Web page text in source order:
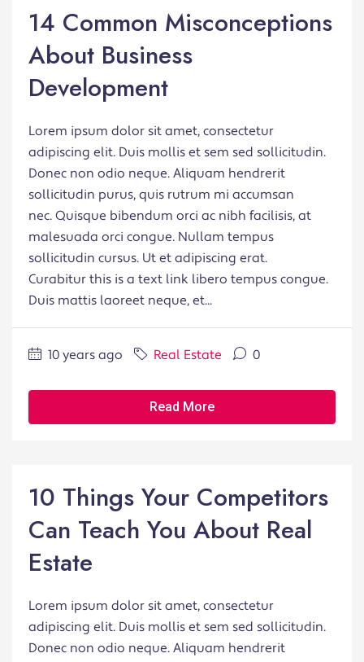
14 Common Misconceptions
About Business
Development
Lorem ipsum dolor sit amet, consectetur
adipiscing elit. Duis mollis et sem sed sollicitudin.
Donec non odio neque. Aliquam hendrerit
sollicitudin purus, quis rutrum mi accumsan
nec. Quisque bibendum orci ac nibh facilisis, at
malesuada orci congue. Nullam tempus
sollicitudin cursus. Ut et adipiscing erat.
Curabitur this is a text link libero tempus congue.
Duis mattis laoreet neque, et...
10 years ago Real Estate 0
Read More
10 Things Your Competitors
Can Teach You About Real
Estate
Lorem ipsum dolor sit amet, consectetur
adipiscing elit. Duis mollis et sem sed sollicitudin.
Donec non odio neque. Aliquam hendrerit